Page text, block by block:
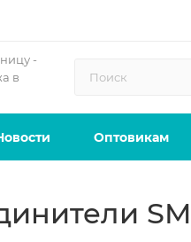
-
в
Оптовикам